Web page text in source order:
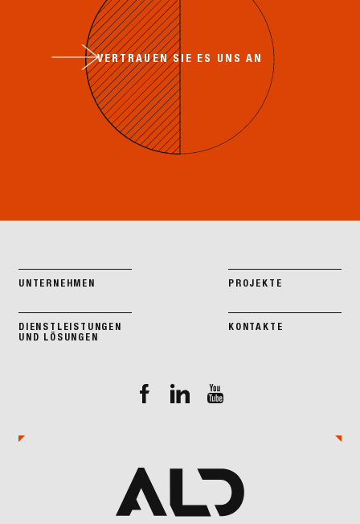
VERTRAUEN SIE ES UNS AN
UNTERNEHMEN
DIENSTLEISTUNGEN
UND LÖSUNGEN
PROJEKTE
KONTAKTE